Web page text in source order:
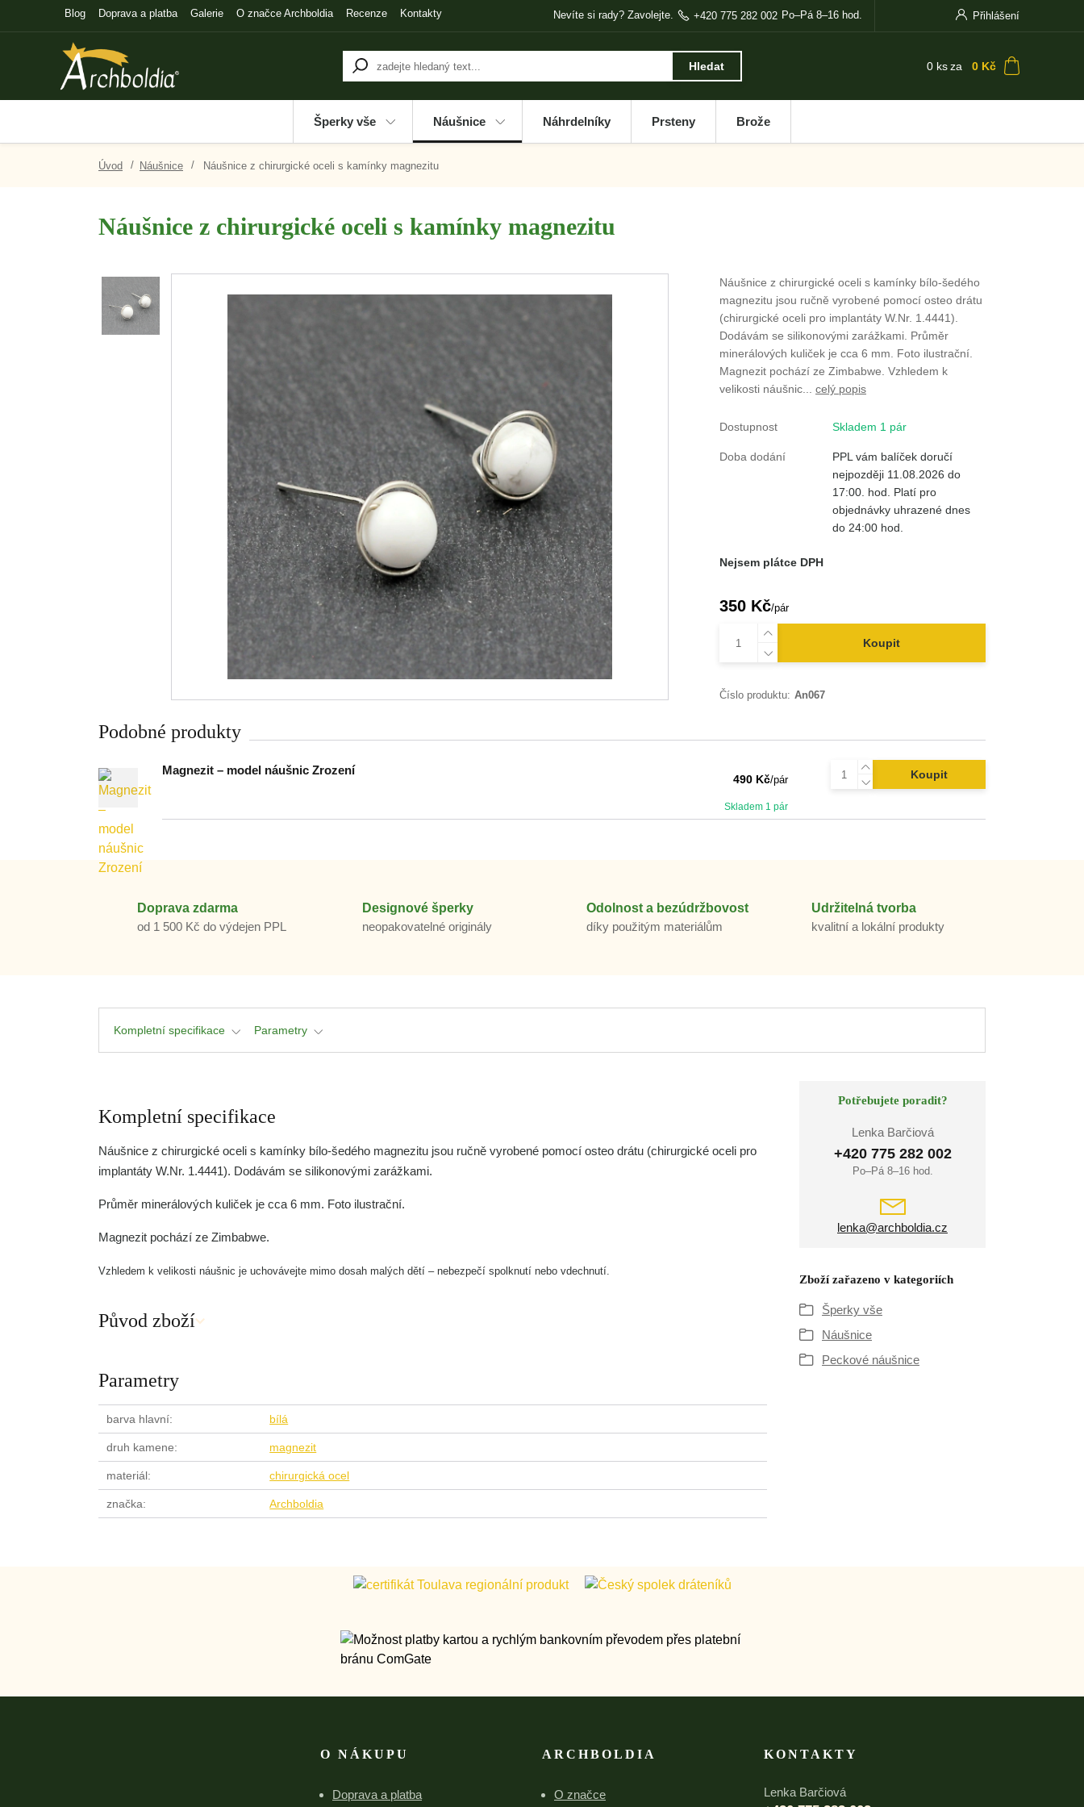
Blog Doprava a platba Galerie O značce Archboldia Recenze Kontakty Přihlášení
Hledat
Nevíte si rady? Zavolejte. +420 775 282 002 Po–Pá 8–16 hod.
0 ksza 0 Kč
Šperky vše Náušnice Náhrdelníky Prsteny Brože
Úvod Náušnice Náušnice z chirurgické oceli s kamínky magnezitu
Náušnice z chirurgické oceli s kamínky magnezitu
Náušnice z chirurgické oceli s kamínky bílo-šedého
magnezitu jsou ručně vyrobené pomocí osteo drátu
(chirurgické oceli pro implantáty W.Nr. 1.4441).
Dodávám se silikonovými zarážkami. Průměr
minerálových kuliček je cca 6 mm. Foto ilustrační.
Magnezit pochází ze Zimbabwe. Vzhledem k
velikosti náušnic... celý popis
Dostupnost Skladem 1 pár
Doba dodání
PPL vám balíček doručí
nejpozději 11.08.2026 do
17:00. hod. Platí pro
objednávky uhrazené dnes
do 24:00 hod.
Nejsem plátce DPH
350 Kč/pár
Koupit
Číslo produktu: An067
Podobné produkty
Magnezit – model náušnic Zrození
490 Kč/pár
Skladem 1 pár
Koupit
Doprava zdarma
od 1 500 Kč do výdejen PPL
Designové šperky
neopakovatelné originály
Odolnost a bezúdržbovost
díky použitým materiálům
Udržitelná tvorba
kvalitní a lokální produkty
Kompletní specifikace Parametry
Kompletní specifikace
Náušnice z chirurgické oceli s kamínky bílo-šedého magnezitu jsou ručně vyrobené pomocí osteo drátu (chirurgické oceli pro
implantáty W.Nr. 1.4441). Dodávám se silikonovými zarážkami.
Průměr minerálových kuliček je cca 6 mm. Foto ilustrační.
Magnezit pochází ze Zimbabwe.
Vzhledem k velikosti náušnic je uchovávejte mimo dosah malých dětí – nebezpečí spolknutí nebo vdechnutí.
Původ zboží
Parametry
barva hlavní bílá
druh kamene magnezit
materiál chirurgická ocel
značka Archboldia
Potřebujete poradit?
Lenka Barčiová
+420 775 282 002
Po–Pá 8–16 hod.
lenka@archboldia.cz
Zboží zařazeno v kategoriích
Šperky vše
Náušnice
Peckové náušnice
O NÁKUPU
Doprava a platba
ARCHBOLDIA
O značce
KONTAKTY
Lenka Barčiová